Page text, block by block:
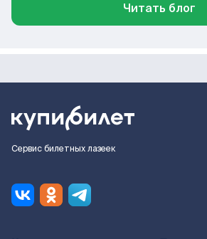
Читать блог
Сервис билетных лазеек